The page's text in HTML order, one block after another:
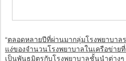
“ตลอดหลายปีที่ผ่านมากลุ่มโรงพยาบาล
แง่ของจำนวนโรงพยาบาลในเครือข่า
เป็นพันธมิตรกับโรงพยาบาลชั้นนำต่าง